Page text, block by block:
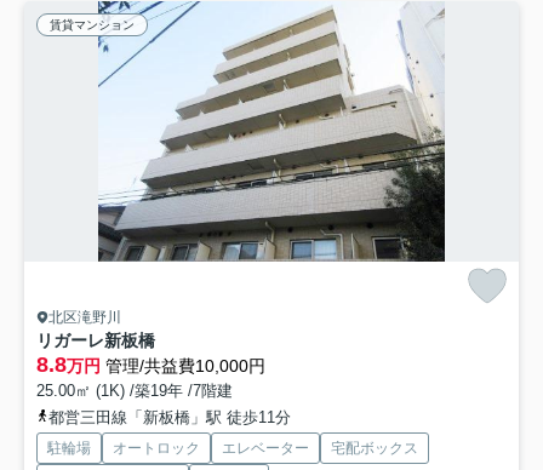
賃貸マンション
北区滝野川
リガーレ新板橋
8.8万円 管理/共益費10,000円
25.00㎡ (1K) /築19年 /7階建
都営三田線「新板橋」駅 徒歩11分
駐輪場 オートロック エレベーター
宅配ボックス